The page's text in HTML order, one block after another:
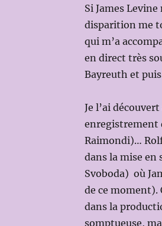
Si James
disparition me
qui m’a
en direct très
Bayreuth et
Je l’ai
enregistrement
Raimondi)…
dans la mise en
Svoboda) où
de ce moment).
dans la
somptueuse,